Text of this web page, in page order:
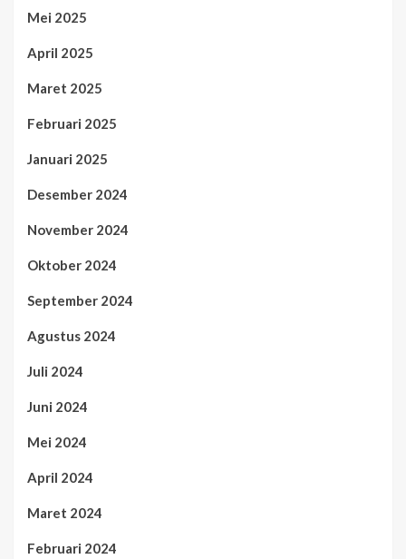
Mei 2025
April 2025
Maret 2025
Februari 2025
Januari 2025
Desember 2024
November 2024
Oktober 2024
September 2024
Agustus 2024
Juli 2024
Juni 2024
Mei 2024
April 2024
Maret 2024
Februari 2024